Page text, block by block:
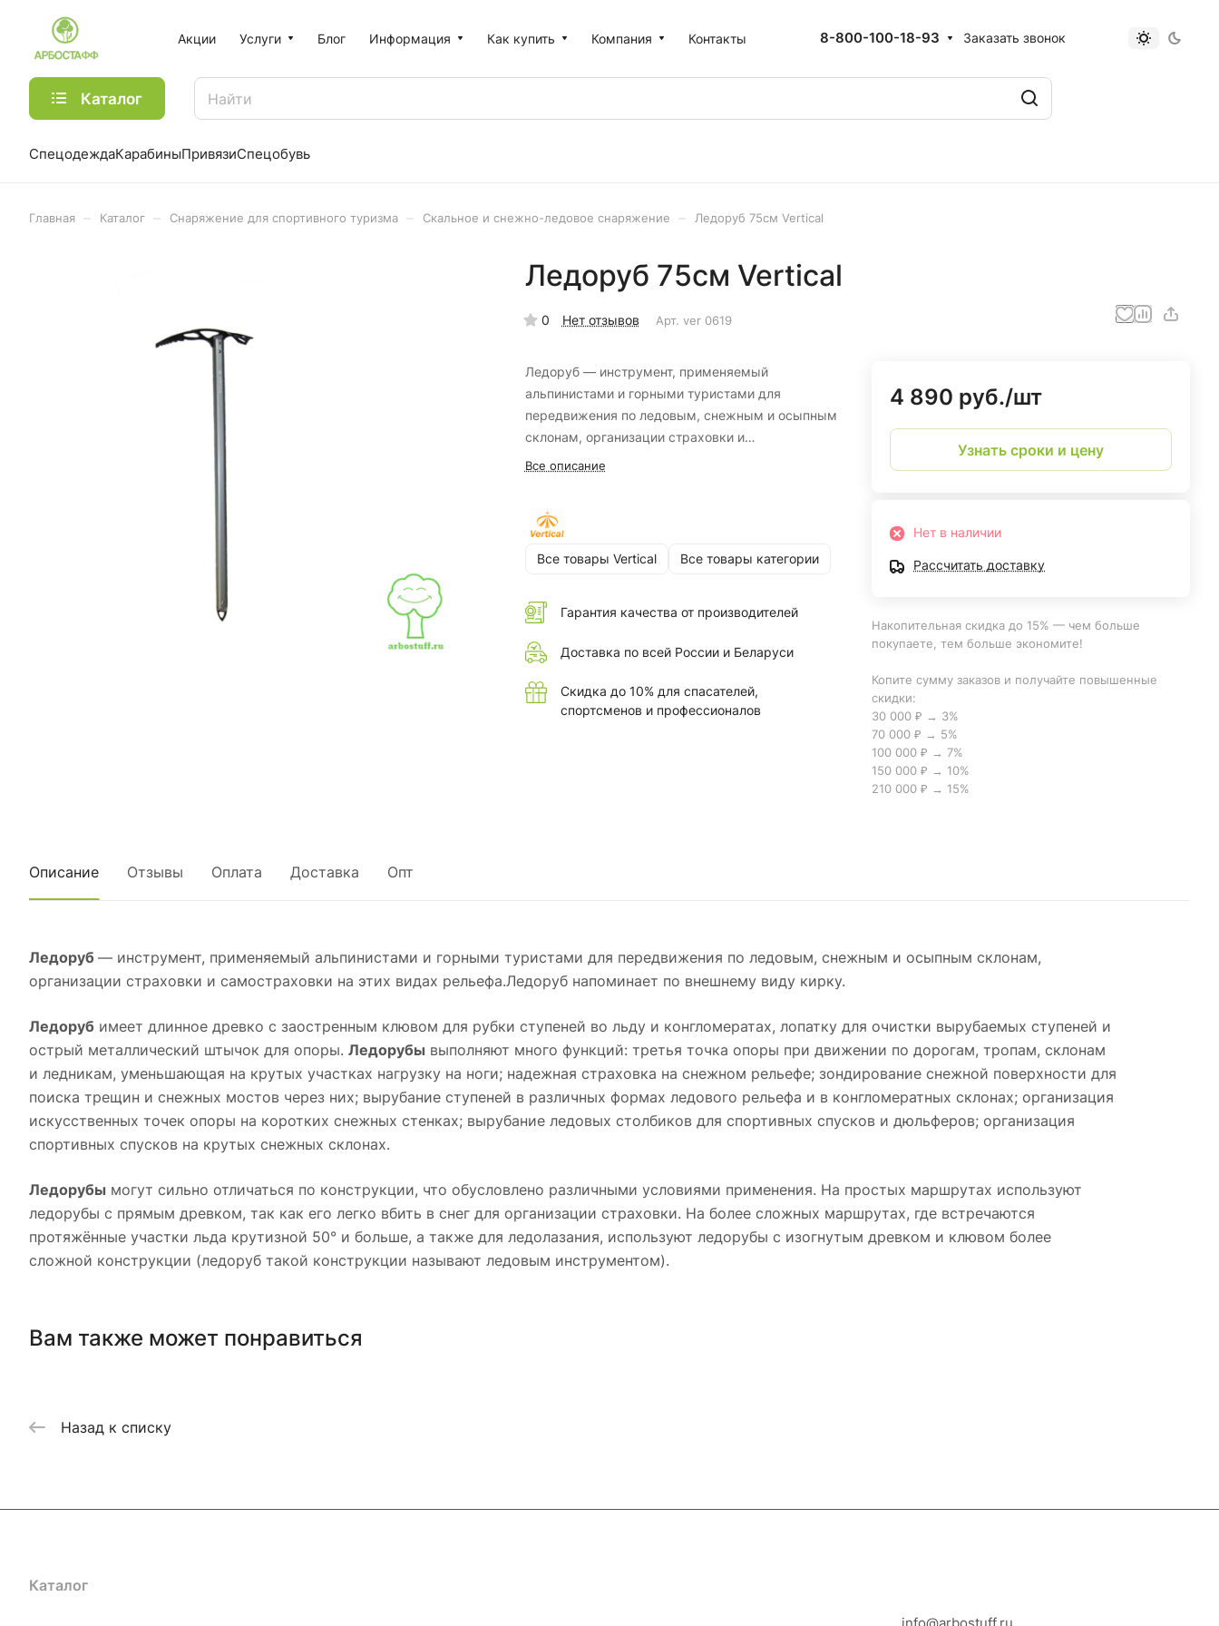
Акции Услуги Блог Информация Как купить Компания Контакты 8-800-100-18-93 Заказать звонок
Каталог
СпецодеждаКарабиныПривязиСпецобувь
Главная Каталог Снаряжение для спортивного туризма Скальное и снежно-ледовое снаряжение Ледоруб 75см Vertical
Ледоруб 75см Vertical
0 Нет отзывов Арт. ver 0619
Ледоруб — инструмент, применяемый
альпинистами и горными туристами для
передвижения по ледовым, снежным и осыпным
склонам, организации страховки и
самостраховки на этих видах рельефа.
Все описание
Все товары Vertical Все товары категории
Гарантия качества от производителей
Доставка по всей России и Беларуси
Скидка до 10% для спасателей,
спортсменов и профессионалов
4 890 руб./шт
Узнать сроки и цену
Нет в наличии
Рассчитать доставку
Накопительная скидка до 15% — чем больше
покупаете, тем больше экономите!
Копите сумму заказов и получайте повышенные
скидки:
30 000 ₽ → 3%
70 000 ₽ → 5%
100 000 ₽ → 7%
150 000 ₽ → 10%
210 000 ₽ → 15%
Описание Отзывы Оплата Доставка Опт
Ледоруб — инструмент, применяемый альпинистами и горными туристами для передвижения по ледовым, снежным и осыпным склонам,
организации страховки и самостраховки на этих видах рельефа.Ледоруб напоминает по внешнему виду кирку.
Ледоруб имеет длинное древко с заостренным клювом для рубки ступеней во льду и конгломератах, лопатку для очистки вырубаемых ступеней и
острый металлический штычок для опоры. Ледорубы выполняют много функций: третья точка опоры при движении по дорогам, тропам, склонам
и ледникам, уменьшающая на крутых участках нагрузку на ноги; надежная страховка на снежном рельефе; зондирование снежной поверхности для
поиска трещин и снежных мостов через них; вырубание ступеней в различных формах ледового рельефа и в конгломератных склонах; организация
искусственных точек опоры на коротких снежных стенках; вырубание ледовых столбиков для спортивных спусков и дюльферов; организация
спортивных спусков на крутых снежных склонах.
Ледорубы могут сильно отличаться по конструкции, что обусловлено различными условиями применения. На простых маршрутах используют
ледорубы с прямым древком, так как его легко вбить в снег для организации страховки. На более сложных маршрутах, где встречаются
протяжённые участки льда крутизной 50° и больше, а также для ледолазания, используют ледорубы с изогнутым древком и клювом более
сложной конструкции (ледоруб такой конструкции называют ледовым инструментом).
Вам также может понравиться
Назад к списку
Каталог